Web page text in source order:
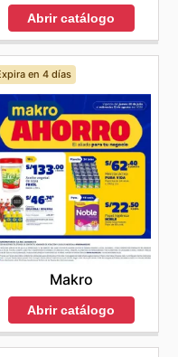
Abrir catálogo
en 4 días
Makro
Abrir catálogo